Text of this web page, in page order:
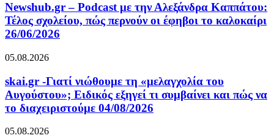
Newshub.gr – Podcast με την Αλεξάνδρα Καππάτου:
Τέλος σχολείου, πώς περνούν οι έφηβοι το καλοκαίρι
26/06/2026
05.08.2026
skai.gr -Γιατί νιώθουμε τη «μελαγχολία του
Αυγούστου»; Ειδικός εξηγεί τι συμβαίνει και πώς να
το διαχειριστούμε 04/08/2026
05.08.2026